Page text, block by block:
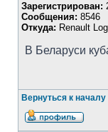
Зарегистрирован:
Сообщения: 8546
Откуда: Renault
В Беларуси
Вернуться к началу